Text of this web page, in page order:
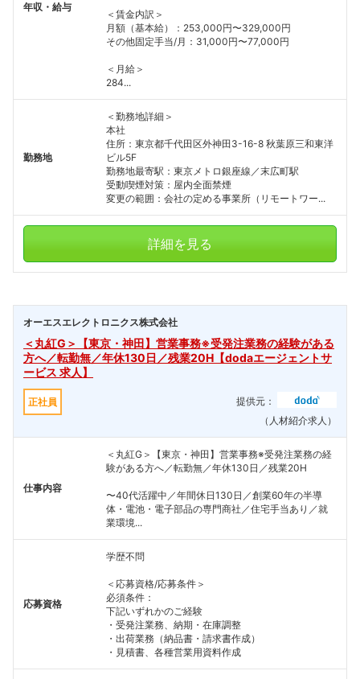
年収・給与
＜賃金内訳＞
月額（基本給）：253,000円〜329,000円
その他固定手当/月：31,000円〜77,000円
＜月給＞
284...
勤務地
＜勤務地詳細＞
本社
住所：東京都千代田区外神田3-16-8 秋葉原三和東洋
ビル5F
勤務地最寄駅：東京メトロ銀座線／末広町駅
受動喫煙対策：屋内全面禁煙
変更の範囲：会社の定める事業所（リモートワー...
詳細を見る
オーエスエレクトロニクス株式会社
＜丸紅G＞【東京・神田】営業事務※受発注業務の経験がある
方へ／転勤無／年休130日／残業20H【dodaエージェントサ
ービス 求人】
正社員
提供元：
（人材紹介求人）
仕事内容
＜丸紅G＞【東京・神田】営業事務※受発注業務の経
験がある方へ／転勤無／年休130日／残業20H
〜40代活躍中／年間休日130日／創業60年の半導
体・電池・電子部品の専門商社／住宅手当あり／就
業環境...
応募資格
学歴不問
＜応募資格/応募条件＞
必須条件：
下記いずれかのご経験
・受発注業務、納期・在庫調整
・出荷業務（納品書・請求書作成）
・見積書、各種営業用資料作成